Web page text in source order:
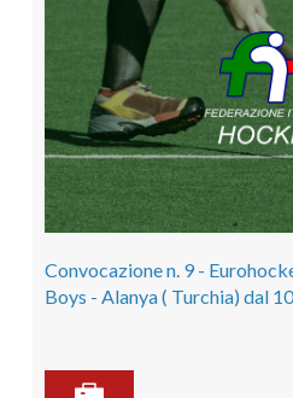
Convocazione n. 9 -
Boys - Alanya ( Turchia) dal